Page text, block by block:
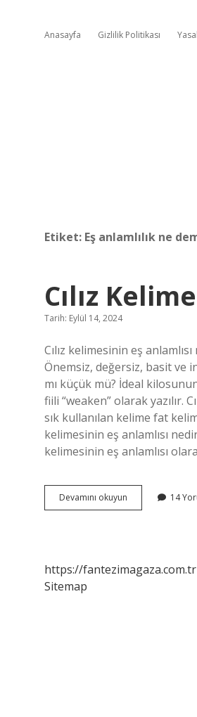
Anasayfa Gizlilik Politikası
Etiket: Eş anlamlılık ne
Cılız
Tarih: Eylül 14, 2024
Cılız kelimesinin eş
Önemsiz, değersiz, basit ve
mı küçük mü? İdeal
fiili “weaken” olarak yazılır.
sık kullanılan kelime fat
kelimesinin eş anlamlısı
kelimesinin eş anlamlısı
Devamını okuyun
Kelimesinin
14
https://fantezimagaza.com.tr
Sitemap